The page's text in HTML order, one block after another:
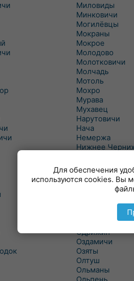
Миловиды
Минковичи
Могилёвцы
Мокраны
Мокрое
Молодово
Молотковичи
Молчадь
Мотоль
Мохро
Мурава
Мухавец
Нарутовичи
Нача
Немержа
Нижнее
Новицковичи
Новоселки
Новые
Новые Лыщицы
Оберовщина
Одрижин
Оздамичи
Озяты
Олтуш
Ольманы
Для обеспечения
используются cookies. Вы